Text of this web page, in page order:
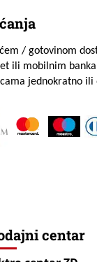
/ gotovinom
ili mobilnim
jednokratno ili
centar